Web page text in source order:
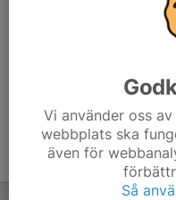
E-post visas bara
Vi använder oss
webbplats ska
även för
Så